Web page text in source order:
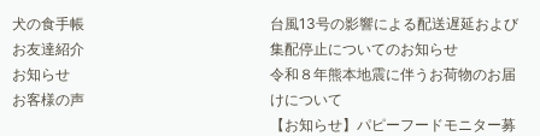
犬の食手帳
お友達紹介
お知らせ
お客様の声
台風13号の影響による配送遅延および
集配停止についてのお知らせ
令和８年熊本地震に伴うお荷物のお届
けについて
【お知らせ】パピーフードモニター募